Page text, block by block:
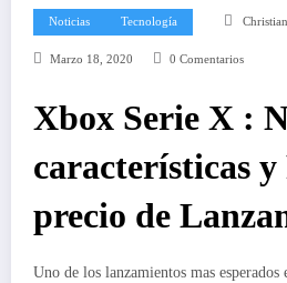
Noticias Tecnología
Marzo 18, 2020 0 Comentarios
Xbox Serie X :
características y
precio de
Uno de los lanzamientos mas esperados